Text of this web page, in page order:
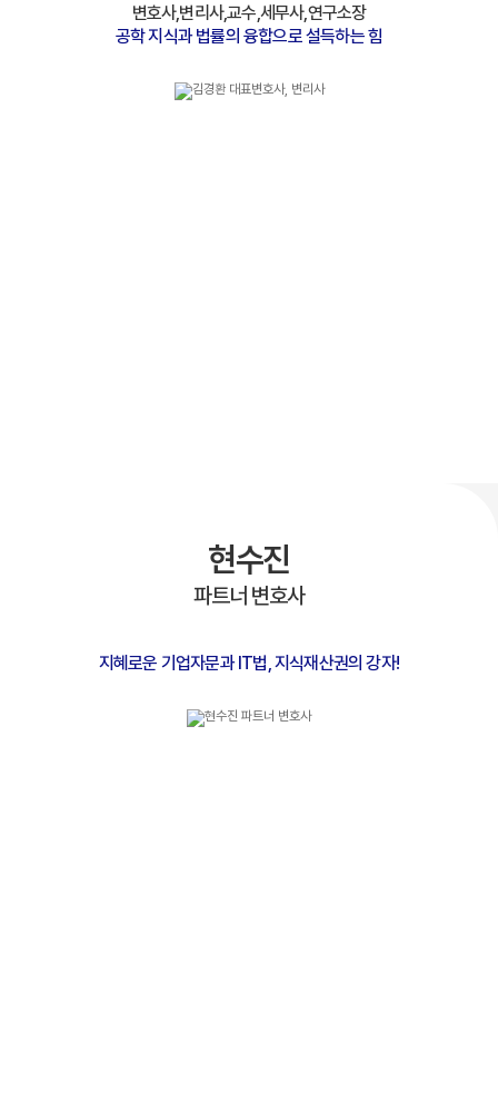
변호사,변리사,교수,세무사,연구소장
공학 지식과 법률의 융합으로 설득하는 힘
현수진
파트너 변호사
지혜로운 기업자문과 IT법, 지식재산권의 강자!